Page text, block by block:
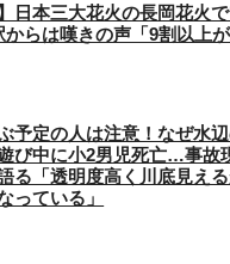
日本三大花火の長岡花火
らは嘆きの声「9割以上
予定の人は注意！なぜ水
び中に小2男児死亡…事故
る「透明度高く川底見え
っている」